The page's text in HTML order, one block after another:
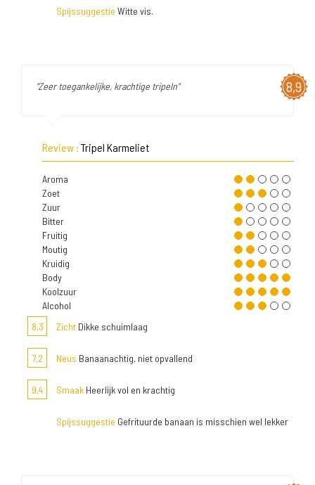
Spijssuggestie Witte vis.
8,9
"Zeer toegankelijke, krachtige tripeln"
Review : Tripel Karmeliet
Aroma
Zoet
Zuur
Bitter
Fruitig
Moutig
Kruidig
Body
Koolzuur
Alcohol
8,3
Zicht Dikke schuimlaag
7,2 Neus Banaanachtig, niet opvallend
9,4 Smaak Heerlijk vol en krachtig
Spijssuggestie Gefrituurde banaan is misschien wel lekker